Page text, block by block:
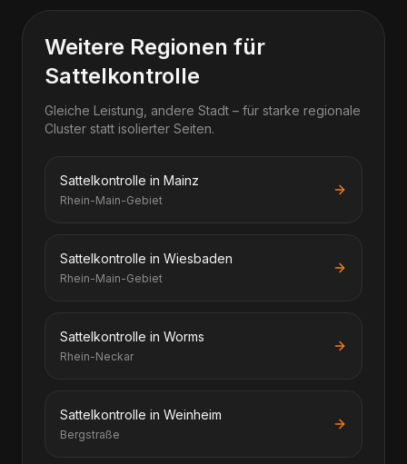
Weitere Regionen für
Sattelkontrolle
Gleiche Leistung, andere Stadt – für starke regionale
Cluster statt isolierter Seiten.
Sattelkontrolle in Mainz
Rhein-Main-Gebiet
Sattelkontrolle in Wiesbaden
Rhein-Main-Gebiet
Sattelkontrolle in Worms
Rhein-Neckar
Sattelkontrolle in Weinheim
Bergstraße